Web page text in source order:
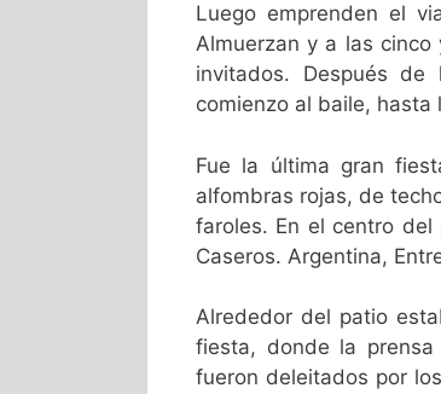
Luego emprenden el
Almuerzan y a las
invitados. Después
comienzo al baile, hasta
Fue la última gran
alfombras rojas, de
faroles. En el centro
Caseros. Argentina,
Alrededor del patio
fiesta, donde la
fueron deleitados por